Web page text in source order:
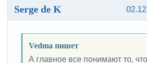
Serge de K
Vedma пишет
А главное все понимают то,